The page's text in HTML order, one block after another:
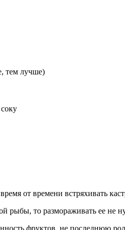
тем лучше)
от времени встряхивать
рыбы, то размораживать ее не